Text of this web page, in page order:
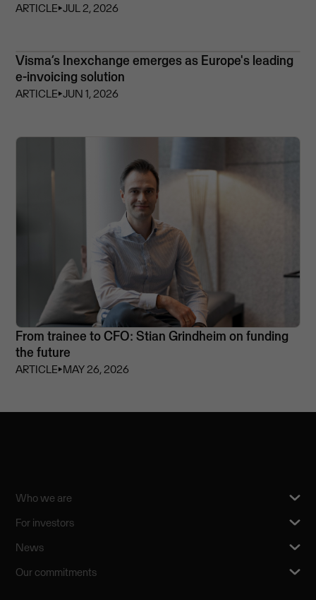
ARTICLE⏵JUL 2, 2026
Visma’s Inexchange emerges as Europe's leading
e-invoicing solution
ARTICLE⏵JUN 1, 2026
From trainee to CFO: Stian Grindheim on funding
the future
ARTICLE⏵MAY 26, 2026
Who we are
For investors
News
Our commitments